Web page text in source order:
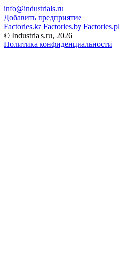
info@industrials.ru
Добавить предприятие
Factories.kz Factories.by Factories.pl
© Industrials.ru, 2026
Политика конфиденциальности